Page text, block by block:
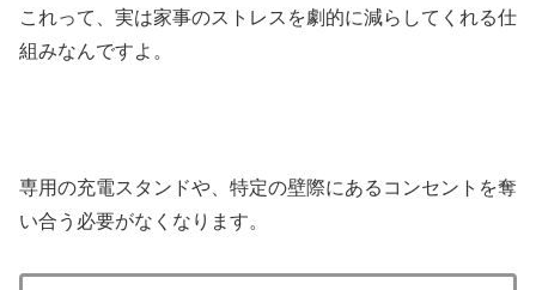
これって、実は家事のストレスを劇的に減らしてくれる仕
組みなんですよ。
専用の充電スタンドや、特定の壁際にあるコンセントを奪
い合う必要がなくなります。